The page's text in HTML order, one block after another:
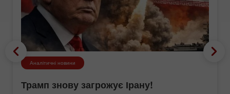
Аналітичні новини
Трамп знову загрожує Ірану!